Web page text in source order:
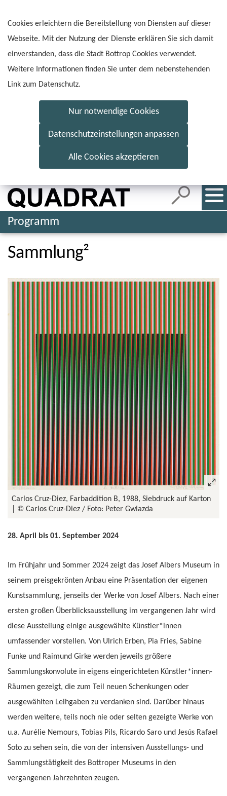
Cookies erleichtern die Bereitstellung von Diensten auf dieser
Webseite. Mit der Nutzung der Dienste erklären Sie sich damit
einverstanden, dass die Stadt Bottrop Cookies verwendet.
Weitere Informationen finden Sie unter dem nebenstehenden
Link zum Datenschutz.
Nur notwendige Cookies
Datenschutzeinstellungen anpassen
Alle Cookies akzeptieren
Programm
Sammlung²
Carlos Cruz-Diez, Farbaddition B, 1988, Siebdruck auf Karton
© Carlos Cruz-Diez / Foto: Peter Gwiazda
28. April bis 01. September 2024
Im Frühjahr und Sommer 2024 zeigt das Josef Albers Museum in
seinem preisgekrönten Anbau eine Präsentation der eigenen
Kunstsammlung, jenseits der Werke von Josef Albers. Nach einer
ersten großen Überblicksausstellung im vergangenen Jahr wird
diese Ausstellung einige ausgewählte Künstler*innen
umfassender vorstellen. Von Ulrich Erben, Pia Fries, Sabine
Funke und Raimund Girke werden jeweils größere
Sammlungskonvolute in eigens eingerichteten Künstler*innen-
Räumen gezeigt, die zum Teil neuen Schenkungen oder
ausgewählten Leihgaben zu verdanken sind. Darüber hinaus
werden weitere, teils noch nie oder selten gezeigte Werke von
u.a. Aurélie Nemours, Tobias Pils, Ricardo Saro und Jesús Rafael
Soto zu sehen sein, die von der intensiven Ausstellungs- und
Sammlungstätigkeit des Bottroper Museums in den
vergangenen Jahrzehnten zeugen.